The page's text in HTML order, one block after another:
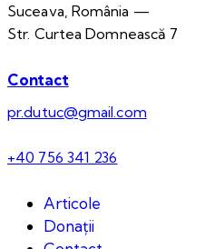
Suceava, România —
Str. Curtea Domnească 7
Contact
pr.dutuc@gmail.com
+40 756 341 236
Articole
Donații